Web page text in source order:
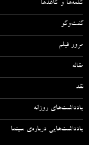
کلمه‌ها و کاغذها
گفت‌وگو
مرور فیلم
مقاله‌
نقد
یادداشت‌های روزانه
یادداشت‌هایی درباره‌ی سینما